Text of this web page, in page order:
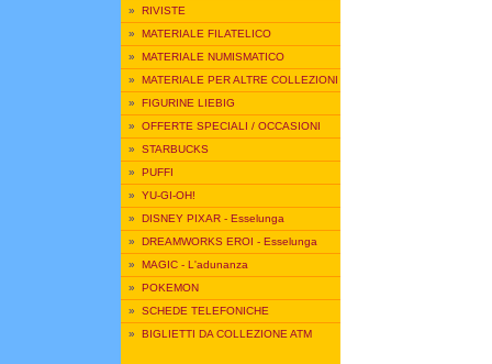
» RIVISTE
» MATERIALE FILATELICO
» MATERIALE NUMISMATICO
» MATERIALE PER ALTRE COLLEZIONI
» FIGURINE LIEBIG
» OFFERTE SPECIALI / OCCASIONI
» STARBUCKS
» PUFFI
» YU-GI-OH!
» DISNEY PIXAR - Esselunga
» DREAMWORKS EROI - Esselunga
» MAGIC - L'adunanza
» POKEMON
» SCHEDE TELEFONICHE
» BIGLIETTI DA COLLEZIONE ATM